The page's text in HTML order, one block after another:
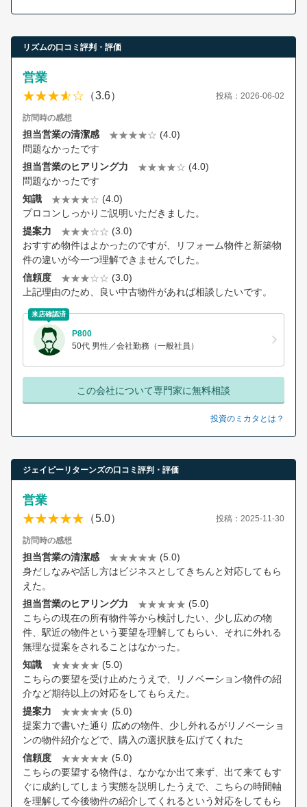
リズムの口コミ評判・評価
営業
（3.6） 投稿：2026-06-02
訪問時の感想
担当営業の清潔感
(4.0)
問題なかったです
担当営業のヒアリング力
(4.0)
問題なかったです
知識
(4.0)
プロコンしっかりご説明いただきました。
提案力
(3.0)
おすすめ物件はよかったのですが、リフォーム物件と新築物
件の違いが今一つ理解できませんでした。
信頼度
(3.0)
上記理由のため、良い中古物件があれば相談したいです。
来店確認済
P800
50代 男性／会社勤務（一般社員）
この会社について専門家に無料相談
投資のミカタとは？
ジェイピーリターンズの口コミ評判・評価
営業
（5.0） 投稿：2025-11-30
訪問時の感想
担当営業の清潔感
(5.0)
身だしなみや話し方はビジネスとしてきちんと対応してもら
えた。
担当営業のヒアリング力
(5.0)
こちらの現在の所有物件等から検討したい、少し広めの物
件、駅近の物件という要望を理解してもらい、それに外れる
無理な提案をされることはなかった。
知識
(5.0)
こちらの要望を受け止めたうえで、リノベーション物件の紹
介など期待以上の対応をしてもらえた。
提案力
(5.0)
提案力で書いた通り 広めの物件、少し外れるがリノベーショ
ンの物件紹介などで、購入の選択肢を広げてくれた
信頼度
(5.0)
こちらの要望する物件は、なかなか出て来ず、出て来てもす
ぐに成約してしまう実態を説明したうえで、こちらの時間軸
を理解して今後物件の紹介してくれるという対応をしてもら